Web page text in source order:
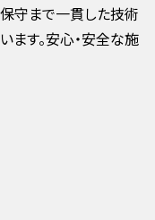
守まで⼀貫した技術
ます。安⼼‧安全な施